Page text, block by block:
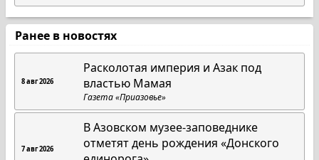
Ранее в новостях
8 авг 2026
Расколотая империя и Азак под
властью Мамая
Газета «Приазовье»
7 авг 2026
В Азовском музее-заповеднике
отметят день рождения «Донского